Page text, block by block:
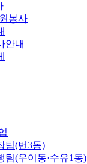
봉사
안내
팀(번3동)
팀(우이동·수유1동)